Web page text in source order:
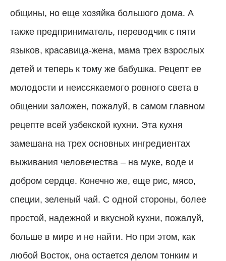
общины, но еще хозяйка большого дома. А
также предприниматель, переводчик с пяти
языков, красавица-жена, мама трех взрослых
детей и теперь к тому же бабушка. Рецепт ее
молодости и неиссякаемого ровного света в
общении заложен, пожалуй, в самом главном
рецепте всей узбекской кухни. Эта кухня
замешана на трех основных ингредиентах
выживания человечества – на муке, воде и
добром сердце. Конечно же, еще рис, мясо,
специи, зеленый чай. С одной стороны, более
простой, надежной и вкусной кухни, пожалуй,
больше в мире и не найти. Но при этом, как
любой Восток, она остается делом тонким и